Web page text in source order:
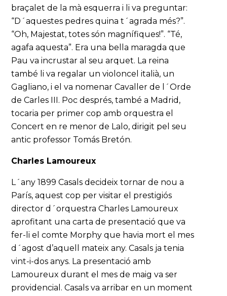
braçalet de la mà esquerra i li va preguntar:
“D´aquestes pedres quina t´agrada més?”.
“Oh, Majestat, totes són magnífiques!”. “Té,
agafa aquesta”. Era una bella maragda que
Pau va incrustar al seu arquet. La reina
també li va regalar un violoncel italià, un
Gagliano, i el va nomenar Cavaller de l´Orde
de Carles III. Poc després, també a Madrid,
tocaria per primer cop amb orquestra el
Concert en re menor de Lalo, dirigit pel seu
antic professor Tomás Bretón.
Charles Lamoureux
L´any 1899 Casals decideix tornar de nou a
París, aquest cop per visitar el prestigiós
director d´orquestra Charles Lamoureux
aprofitant una carta de presentació que va
fer-li el comte Morphy que havia mort el mes
d´agost d’aquell mateix any. Casals ja tenia
vint-i-dos anys. La presentació amb
Lamoureux durant el mes de maig va ser
providencial. Casals va arribar en un moment